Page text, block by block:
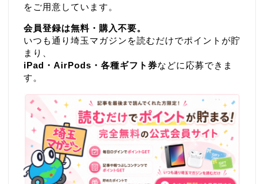
をご用意しています。
会員登録は無料・購入不要。
いつも通り埼玉マガジンを読むだけでポイントが貯
まり、
iPad・AirPods・各種ギフト券などに応募できま
す。